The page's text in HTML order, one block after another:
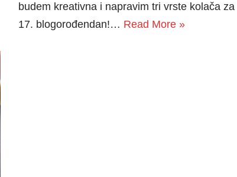
budem kreativna i napravim tri vrste kolača za
17. blogorođendan!… Read More »